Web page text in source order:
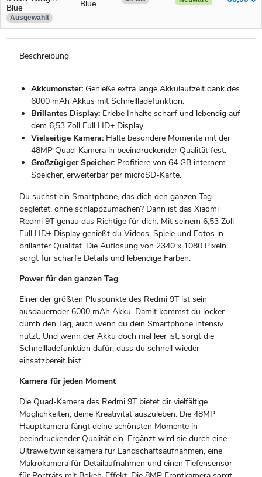
Blue
Ausgewählt
Blue
Beschreibung
Akkumonster:Genieße extra lange Akkulaufzeit dank des
6000 mAh Akkus mit Schnellladefunktion.
Brillantes Display:Erlebe Inhalte scharf und lebendig auf
dem 6,53 Zoll Full HD+ Display.
Vielseitige Kamera:Halte besondere Momente mit der
48MP Quad-Kamera in beeindruckender Qualität fest.
Großzügiger Speicher:Profitiere von 64 GB internem
Speicher, erweiterbar per microSD-Karte.
Du suchst ein Smartphone, das dich den ganzen Tag
begleitet, ohne schlappzumachen? Dann ist das Xiaomi
Redmi 9T genau das Richtige für dich. Mit seinem 6,53 Zoll
Full HD+ Display genießt du Videos, Spiele und Fotos in
brillanter Qualität. Die Auflösung von 2340 x 1080 Pixeln
sorgt für scharfe Details und lebendige Farben.
Power für den ganzen Tag
Einer der größten Pluspunkte des Redmi 9T ist sein
ausdauernder 6000 mAh Akku. Damit kommst du locker
durch den Tag, auch wenn du dein Smartphone intensiv
nutzt. Und wenn der Akku doch mal leer ist, sorgt die
Schnellladefunktion dafür, dass du schnell wieder
einsatzbereit bist.
Kamera für jeden Moment
Die Quad-Kamera des Redmi 9T bietet dir vielfältige
Möglichkeiten, deine Kreativität auszuleben. Die 48MP
Hauptkamera fängt deine schönsten Momente in
beeindruckender Qualität ein. Ergänzt wird sie durch eine
Ultraweitwinkelkamera für Landschaftsaufnahmen, eine
Makrokamera für Detailaufnahmen und einen Tiefensensor